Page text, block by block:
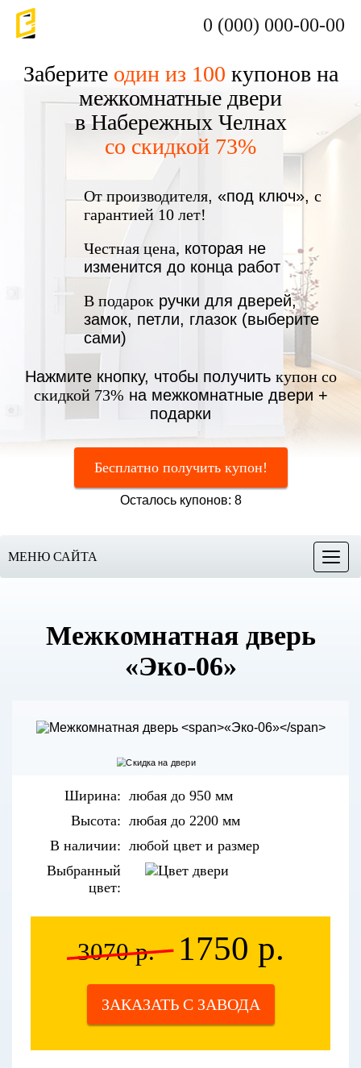
0 (000) 000-00-00
Заберите один из 100 купонов на
межкомнатные двери
в Набережных Челнах
со скидкой 73%
От производителя, «под ключ», с
гарантией 10 лет!
Честная цена, которая не
изменится до конца работ
В подарок ручки для дверей,
замок, петли, глазок (выберите
сами)
Нажмите кнопку, чтобы получить купон со
скидкой 73% на межкомнатные двери +
подарки
Бесплатно получить купон!
Осталось купонов: 8
Меню
МЕНЮ САЙТА
Межкомнатная дверь
«Эко-06»
Ширина: любая до 950 мм
Высота: любая до 2200 мм
В наличии: любой цвет и размер
Выбранный
цвет:
3070 р. 1750 р.
ЗАКАЗАТЬ С ЗАВОДА